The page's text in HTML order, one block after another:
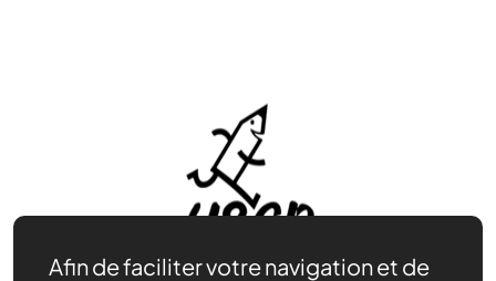
Afin de faciliter votre navigation et de